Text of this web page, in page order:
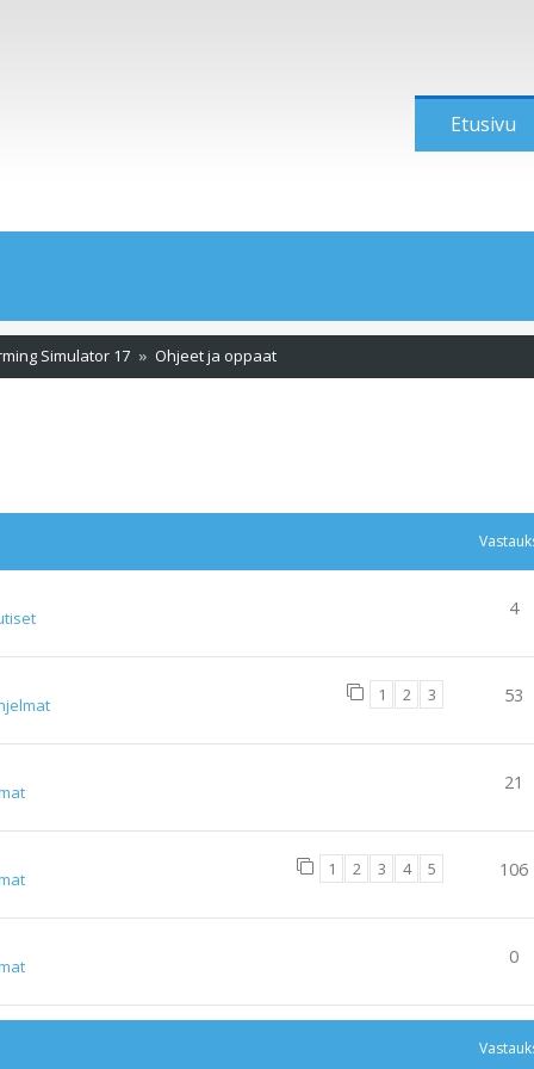
Etusivu
Simulator 17 Ohjeet ja oppaat
4
1 2 3 53
21
1 2 3 4 5 106
0